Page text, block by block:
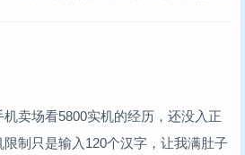
卖场看5800实机的经历，还没入正
制只是输入120个汉字，让我满肚子